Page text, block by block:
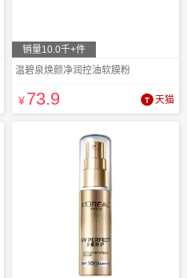
销量10.0千+件
温碧泉焕颜净润控油软膜粉
¥73.9 天猫